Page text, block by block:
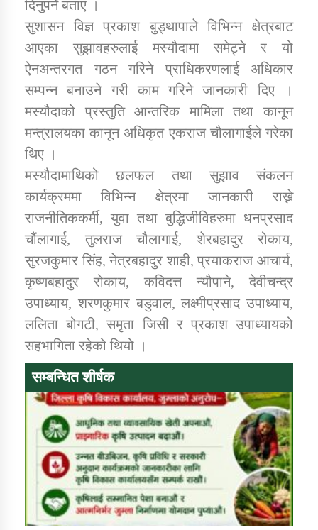
तातोपानी गाउँपालिका जुम्लाको बालविवाह सन्देश
तातोपानी गाउँपालिका जुम्लाको सूचना
तातोपानी गाउँपालिका जुम्लाको सूचना
दिनुपर्ने बताए ।
सुशासन विज्ञ प्रकाश बुड्थापाले विभिन्न क्षेत्रबाट
आएका सुझावहरुलाई मस्यौदामा समेट्ने र यो
ऐनअन्तरगत गठन गरिने प्राधिकरणलाई अधिकार
सम्पन्न बनाउने गरी काम गरिने जानकारी दिए ।
मस्यौदाको प्रस्तुति आन्तरिक मामिला तथा कानून
मन्त्रालयका कानून अधिकृत एकराज चौलागाईले गरेका
थिए ।
मस्यौदामाथिको छलफल तथा सुझाव संकलन
कार्यक्रममा विभिन्न क्षेत्रमा जानकारी राख्ने
राजनीतिककर्मी, युवा तथा बुद्धिजीविहरुमा धनप्रसाद
चौंलागाई, तुलराज चौलागाई, शेरबहादुर रोकाय,
सुरजकुमार सिंह, नेत्रबहादुर शाही, प्रयाकराज आचार्य,
कृष्णबहादुर रोकाय, कविदत्त न्यौपाने, देवीचन्द्र
उपाध्याय, शरणकुमार बडुवाल, लक्ष्मीप्रसाद उपाध्याय,
ललिता बोगटी, समृता जिसी र प्रकाश उपाध्यायको
सहभागिता रहेको थियो ।
सम्बन्धित शीर्षक